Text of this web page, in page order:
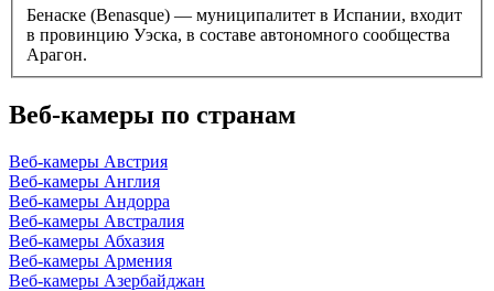
Бенаске (Benasque) — муниципалитет в Испании, входит
в провинцию Уэска, в составе автономного сообщества
Арагон.
Веб-камеры по странам
Веб-камеры Австрия
Веб-камеры Англия
Веб-камеры Андорра
Веб-камеры Австралия
Веб-камеры Абхазия
Веб-камеры Армения
Веб-камеры Азербайджан